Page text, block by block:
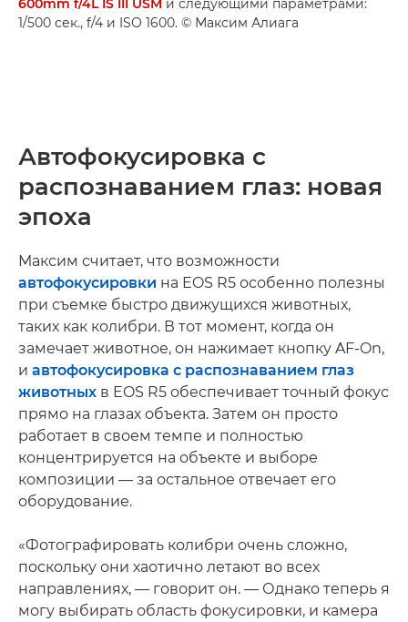
600mm f/4L IS III USM и следующими параметрами:
1/500 сек., f/4 и ISO 1600. © Максим Алиага
Автофокусировка с
распознаванием глаз: новая
эпоха
Максим считает, что возможности
автофокусировки на EOS R5 особенно полезны
при съемке быстро движущихся животных,
таких как колибри. В тот момент, когда он
замечает животное, он нажимает кнопку AF-On,
и автофокусировка с распознаванием глаз
животных в EOS R5 обеспечивает точный фокус
прямо на глазах объекта. Затем он просто
работает в своем темпе и полностью
концентрируется на объекте и выборе
композиции — за остальное отвечает его
оборудование.
«Фотографировать колибри очень сложно,
поскольку они хаотично летают во всех
направлениях, — говорит он. — Однако теперь я
могу выбирать область фокусировки, и камера